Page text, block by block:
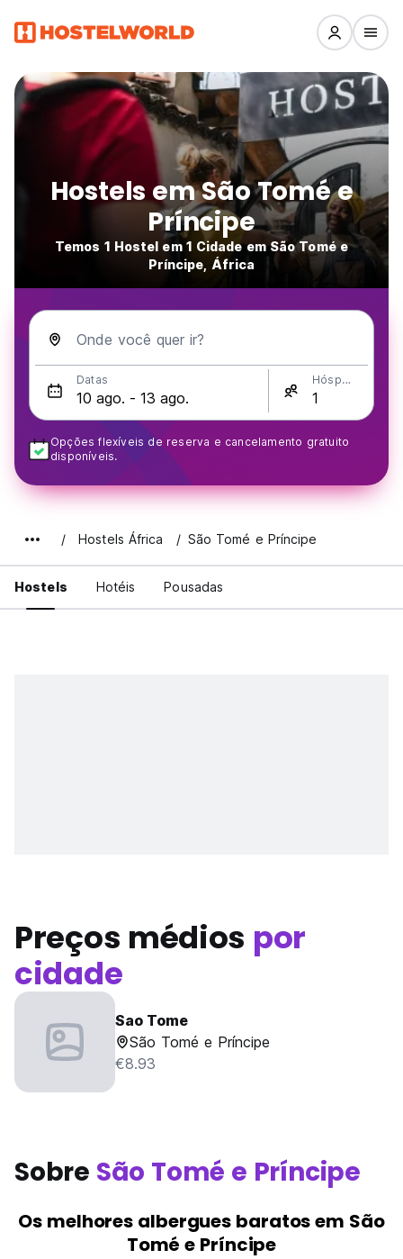
Hostels em São Tomé e
Príncipe
Temos 1 Hostel em 1 Cidade em São Tomé e
Príncipe, África
Onde você quer ir?
Datas Hóspedes
Opções flexíveis de reserva e cancelamento gratuito
disponíveis.
Hostels África São Tomé e Príncipe
Hostels Hotéis Pousadas
Preços médios por
cidade
Sao Tome
São Tomé e Príncipe
€8.93
Sobre São Tomé e Príncipe
Os melhores albergues baratos em São
Tomé e Príncipe